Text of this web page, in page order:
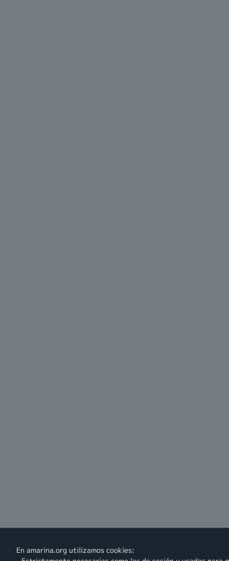
En amarina.org utilizamos cookies: